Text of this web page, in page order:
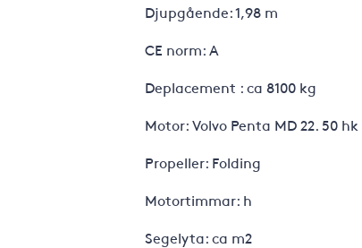
Djupgående: 1,98 m
CE norm: A
Deplacement : ca 8100 kg
Motor: Volvo Penta MD 22. 50 hk
Propeller: Folding
Motortimmar: h
Segelyta: ca m2